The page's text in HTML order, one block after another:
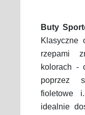
Buty
Klasyczne
rzepami
kolorach -
poprzez
fioletowe
idealnie